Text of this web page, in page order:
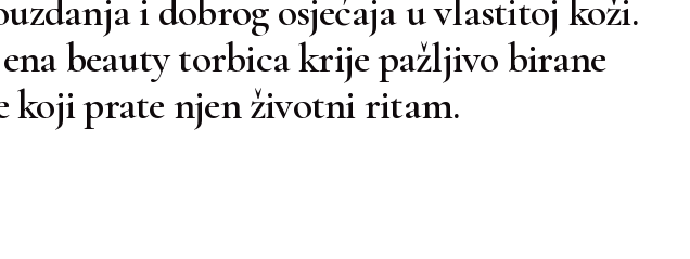
i dobrog osjećaja u vlastitoj koži.
beauty torbica krije pažljivo birane
koji prate njen životni ritam.